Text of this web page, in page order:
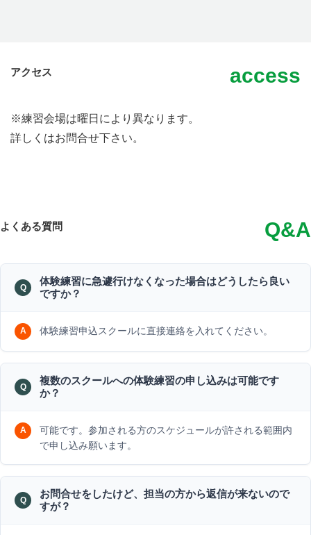
アクセス access
※練習会場は曜日により異なります。
詳しくはお問合せ下さい。
よくある質問 Q&A
体験練習に急遽行けなくなった場合はどうしたら良い
ですか？
体験練習申込スクールに直接連絡を入れてください。
複数のスクールへの体験練習の申し込みは可能です
か？
可能です。参加される方のスケジュールが許される範囲内
で申し込み願います。
お問合せをしたけど、担当の方から返信が来ないので
すが？